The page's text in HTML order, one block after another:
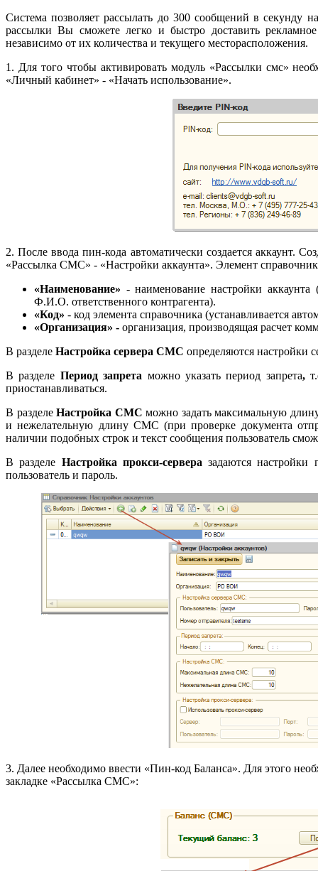
Система позволяет рассылать до 300 сообщений в
рассылки Вы сможете легко и быстро доставить
независимо от их количества и текущего месторасположения.
1. Для того чтобы активировать модуль «Рассылки смс»
«Личный кабинет» - «Начать использование».
2. После ввода пин-кода автоматически создается аккаунт.
«Рассылка СМС» - «Настройки аккаунта». Элемент
«Наименование» - наименование настройки
Ф.И.О. ответственного контрагента).
«Код» - код элемента справочника (устанавливается
«Организация» - организация, производящая расчет
В разделе Настройка сервера СМС определяются настройки
В разделе Период запрета можно указать период запрета,
приостанавливаться.
В разделеНастройка СМСможно задать максимальную
и нежелательную длину СМС (при проверке документа
наличии подобных строк и текст сообщения пользователь
В разделе Настройка прокси-серверазадаются настройки
пользователь и пароль.
3. Далее необходимо ввести «Пин-код Баланса». Для этого
закладке «Рассылка СМС»: